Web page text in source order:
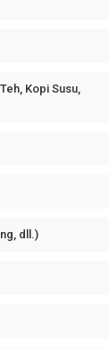
Kopi Susu,
dll.)